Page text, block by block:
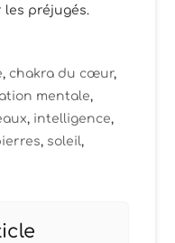
les préjugés.
, chakra du cœur,
mentale,
, intelligence,
, soleil,